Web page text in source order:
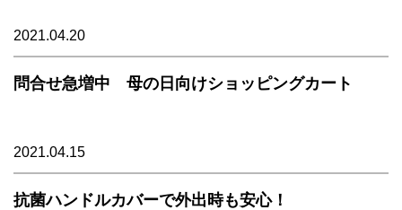
2021.04.20
問合せ急増中 母の日向けショッピングカート
2021.04.15
抗菌ハンドルカバーで外出時も安心！